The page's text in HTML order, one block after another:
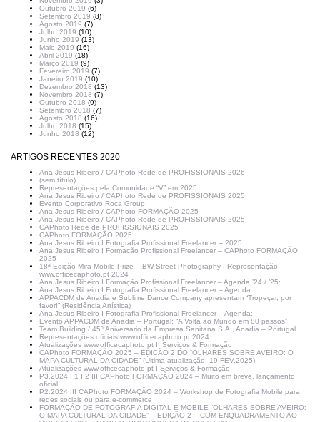
Outubro 2019 (6)
Setembro 2019 (8)
Agosto 2019 (7)
Julho 2019 (10)
Junho 2019 (13)
Maio 2019 (16)
Abril 2019 (18)
Março 2019 (9)
Fevereiro 2019 (7)
Janeiro 2019 (10)
Dezembro 2018 (13)
Novembro 2018 (7)
Outubro 2018 (9)
Setembro 2018 (7)
Agosto 2018 (16)
Julho 2018 (15)
Junho 2018 (12)
ARTIGOS RECENTES 2020
Ana Jesus Ribeiro / CAPhoto Rede de PROFISSIONAIS 2026
(sem título)
Representações pela Comunidade “V” em 2025
Ana Jesus Ribeiro / CAPhoto Rede de PROFISSIONAIS 2025
Evento Corporativo Roca Group
Ana Jesus Ribeiro / CAPhoto FORMAÇÃO 2025
Ana Jesus Ribeiro / CAPhoto Rede de PROFISSIONAIS 2025
CAPhoto Rede de PROFISSIONAIS 2025
CAPhoto FORMAÇÃO 2025
Ana Jesus Ribeiro I Fotografia Profissional Freelancer – 2025:
Ana Jesus Ribeiro I Formação Profissional Freelancer – CAPhoto FORMAÇÃO
2025
18ª Edição Mira Mobile Prize – BW Street Photography I Representação
www.officecaphoto.pt 2024
Ana Jesus Ribeiro I Formação Profissional Freelancer – Agenda ’24 / ’25:
Ana Jesus Ribeiro I Fotografia Profissional Freelancer – Agenda:
APPACDM de Anadia e Sublime Dance Company apresentam “Tropeçar, por
favor!” (Residência Artística)
Ana Jesus Ribeiro I Fotografia Profissional Freelancer – Agenda:
Evento APPACDM de Anadia – Portugal: “A Volta ao Mundo em 80 passos”
Team Building / 45º Aniversário da Empresa Sanitana S.A., Anadia – Portugal
Representações oficiais www.officecaphoto.pt 2024
Atualizações www.officecaphoto.pt II Serviços & Formação
CAPhoto FORMAÇÃO 2025 – EDIÇÃO 2 DO “OLHARES SOBRE AVEIRO: O
MAPA CULTURAL DA CIDADE” (Última atualização: 19 FEV.2025)
Atualizações www.officecaphoto.pt I Serviços & Formação
P3.2024 I 1 I 2 III CAPhoto FORMAÇÃO 2024 – Muito em breve, lançamento
oficial…
P2.2024 III CAPhoto FORMAÇÃO 2024 – Workshop de Fotografia Mobile para
redes sociais ou para e-commerce
FORMAÇÃO DE FOTOGRAFIA DIGITAL E MOBILE “OLHARES SOBRE AVEIRO:
O MAPA CULTURAL DA CIDADE” – EDIÇÃO 2 – COM ENQUADRAMENTO AO